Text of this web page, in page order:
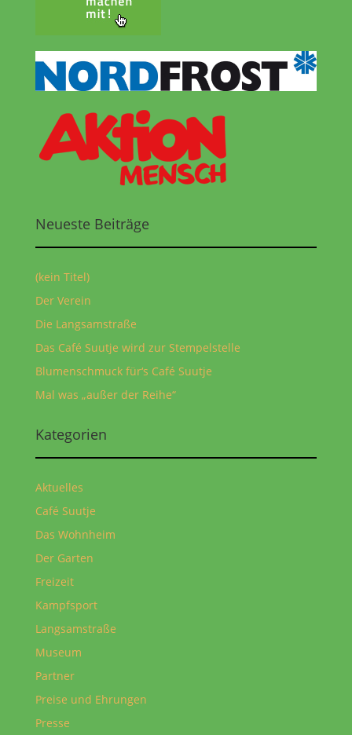
Neueste Beiträge
(kein Titel)
Der Verein
Die Langsamstraße
Das Café Suutje wird zur Stempelstelle
Blumenschmuck für‘s Café Suutje
Mal was „außer der Reihe“
Kategorien
Aktuelles
Café Suutje
Das Wohnheim
Der Garten
Freizeit
Kampfsport
Langsamstraße
Museum
Partner
Preise und Ehrungen
Presse